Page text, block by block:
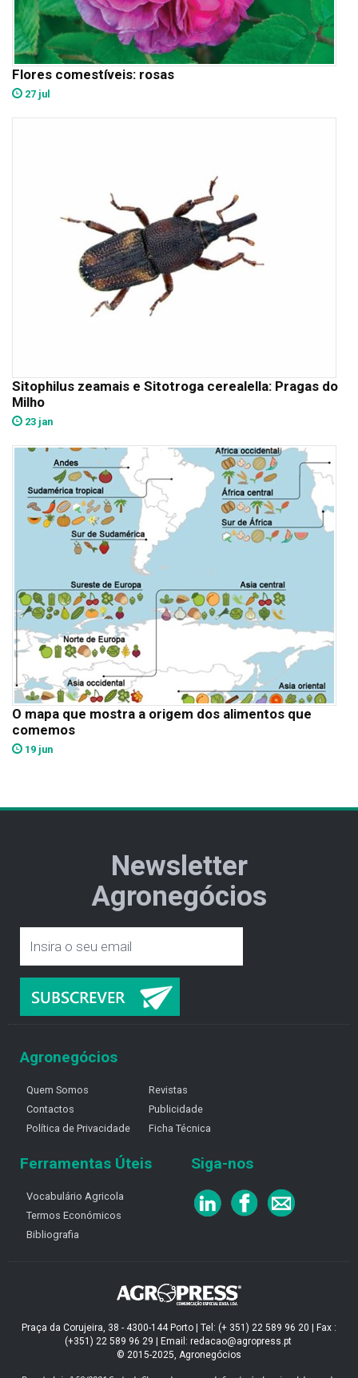
Flores comestíveis: rosas
27 jul
Sitophilus zeamais e Sitotroga cerealella: Pragas do
Milho
23 jan
O mapa que mostra a origem dos alimentos que
comemos
19 jun
Newsletter
Agronegócios
Agronegócios
Quem Somos
Contactos
Política de Privacidade
Revistas
Publicidade
Ficha Técnica
Ferramentas Úteis
Vocabulário Agricola
Termos Económicos
Bibliografia
Siga-nos
Praça da Corujeira, 38 - 4300-144 Porto | Tel: (+ 351) 22 589 96 20 | Fax :
(+351) 22 589 96 29 | Email: redacao@agropress.pt
© 2015-2025, Agronegócios